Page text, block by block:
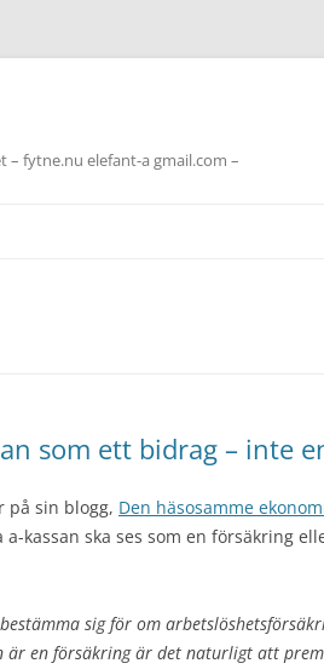
– fytne.nu elefant-a gmail.com –
som ett bidrag – inte
på sin blogg, Den häsosamme
kassan ska ses som en försäkring
sig för om
är en försäkring är det naturligt att